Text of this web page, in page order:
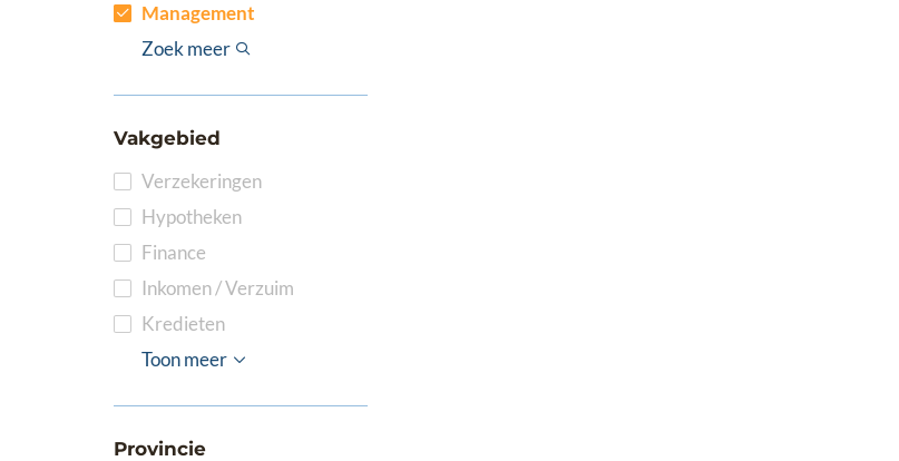
Sales Ondersteuning
Volmachtbeheer
Applicatiebeheerder
Boekhoudkundig
Medewerker
Compliance
Management
Office Management /
Productmanager
Sluiter
Underwriter
Zoek meer
Vakgebied
Verzekeringen
Hypotheken
Finance
Inkomen / Verzuim
Kredieten
Pensioenen
ICT
Bank
Financiële Planning
Toon meer
Provincie